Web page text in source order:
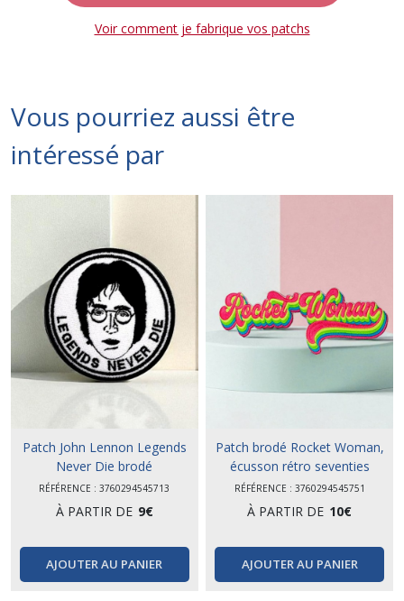
Voir comment je fabrique vos patchs
Vous pourriez aussi être
intéressé par
Patch John Lennon Legends
Never Die brodé
RÉFÉRENCE : 3760294545713
À PARTIR DE 9€
AJOUTER AU PANIER
Patch brodé Rocket Woman,
écusson rétro seventies
RÉFÉRENCE : 3760294545751
À PARTIR DE 10€
AJOUTER AU PANIER